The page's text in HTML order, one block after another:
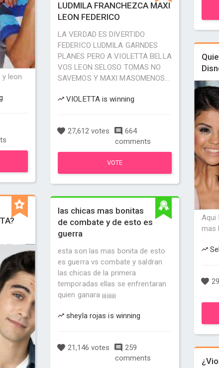
leon
LUDMILA FRANCHEZCA MAXI
LEON FEDERICO
LA VERDAD ES DIVERTIDO
FEDERICO LUDMILA GARNDES
PLANES PERO A VIOLETTA BELLA
VOS LEON SELOSO TOMAS NO
SAVEMOS Y MAXI MASOMENOS...
VIOLETTA is winning
27,612 votes
664
comments
VOTE
las chicas mas bonitas
de combate y de esto es
guerra
esta son las mas bonita de esto
es guerra vs combate y saldran
las chicas de la primera
temporadas ellas se enfrentaran
quien ganara ¡¡¡¡¡¡¡¡¡
sheyla rojas is winning
21,146 votes
259
comments
Aqui
mas